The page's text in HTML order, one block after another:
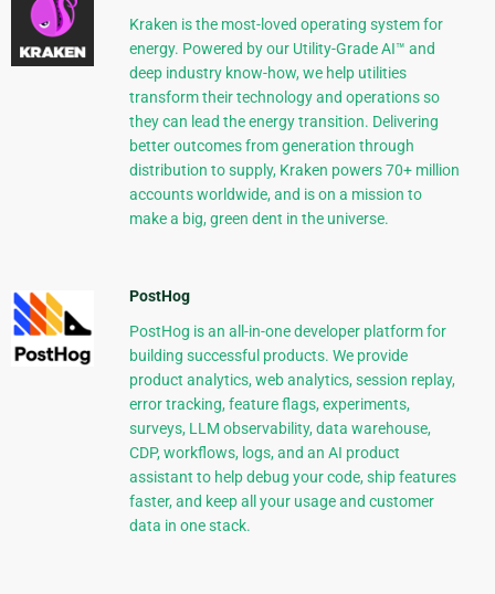
Kraken is the most-loved operating system for
energy. Powered by our Utility-Grade AI™ and
deep industry know-how, we help utilities
transform their technology and operations so
they can lead the energy transition. Delivering
better outcomes from generation through
distribution to supply, Kraken powers 70+ million
accounts worldwide, and is on a mission to
make a big, green dent in the universe.
PostHog
PostHog is an all-in-one developer platform for
building successful products. We provide
product analytics, web analytics, session replay,
error tracking, feature flags, experiments,
surveys, LLM observability, data warehouse,
CDP, workflows, logs, and an AI product
assistant to help debug your code, ship features
faster, and keep all your usage and customer
data in one stack.